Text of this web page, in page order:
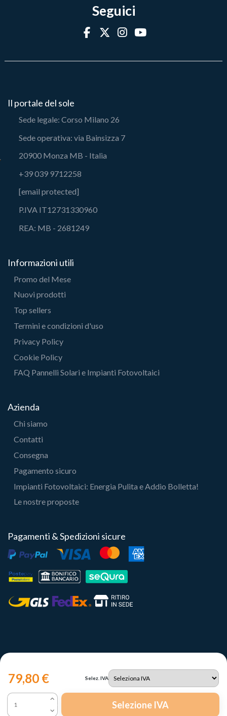
79,80 € Selez. IVA
Selezione IVA
Seguici
Il portale del sole
Sede legale: Corso Milano 26
Sede operativa: via Bainsizza 7
20900 Monza MB - Italia
+39 039 9712258
[email protected]
P.IVA IT12731330960
REA: MB - 2681249
Informazioni utili
Promo del Mese
Nuovi prodotti
Top sellers
Termini e condizioni d'uso
Privacy Policy
Cookie Policy
FAQ Pannelli Solari e Impianti Fotovoltaici
Azienda
Chi siamo
Contatti
Consegna
Pagamento sicuro
Impianti Fotovoltaici: Energia Pulita e Addio Bolletta!
Le nostre proposte
Pagamenti & Spedizioni sicure
Copyright 2023 | Il Portale del Sole Srl - P.IVA IT12731330960
Le tue preferenze relative alla privacy